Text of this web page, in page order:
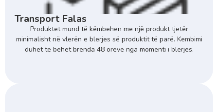
Transport Falas
Produktet mund të këmbehen me një produkt tjetër
minimalisht në vlerën e blerjes së produktit të parë. Kembimi
duhet te behet brenda 48 oreve nga momenti i blerjes.